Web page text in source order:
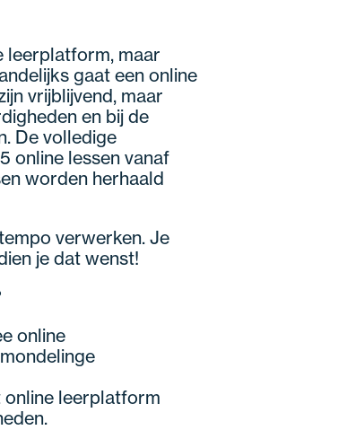
leerplatform, maar
gaat een online
vrijblijvend, maar
en bij de
De volledige
online lessen vanaf
worden herhaald
verwerken. Je
je dat wenst!
online
online leerplatform